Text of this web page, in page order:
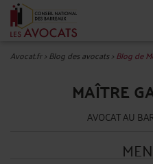
Avocat.fr>Blog des avocats>Blog de
MAÎTRE
AVOCAT AU